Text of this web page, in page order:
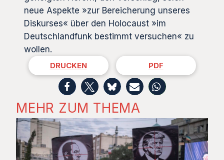
neue Aspekte »zur Bereicherung unseres
Diskurses« über den Holocaust »im
Deutschlandfunk bestimmt versuchen« zu
wollen.
DRUCKEN PDF
MEHR ZUM THEMA